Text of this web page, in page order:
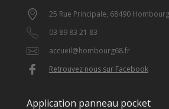
25 Rue Principale, 68490 Hombourg
03 89 83 21 83
accueil@hombourg68.fr
Retrouvez nous sur Facebook
Application panneau pocket